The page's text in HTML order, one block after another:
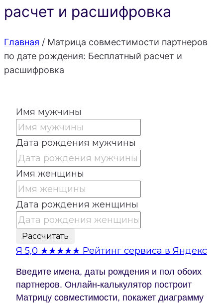
расчет и расшифровка
Главная / Матрица совместимости партнеров
по дате рождения: Бесплатный расчет и
расшифровка
Имя мужчины
Дата рождения мужчины
Имя женщины
Дата рождения женщины
Рассчитать
Я 5,0 ★★★★★ Рейтинг сервиса в Яндекс
Введите имена, даты рождения и пол обоих
партнеров. Онлайн-калькулятор построит
Матрицу совместимости, покажет диаграмму